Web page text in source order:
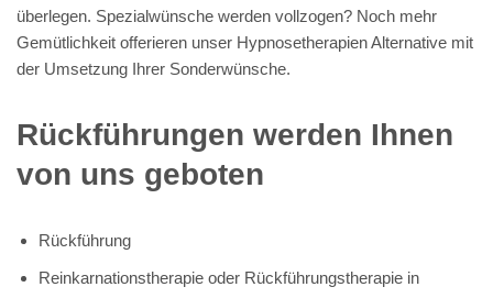
überlegen. Spezialwünsche werden vollzogen? Noch mehr
Gemütlichkeit offerieren unser Hypnosetherapien Alternative mit
der Umsetzung Ihrer Sonderwünsche.
Rückführungen werden Ihnen
von uns geboten
Rückführung
Reinkarnationstherapie oder Rückführungstherapie in